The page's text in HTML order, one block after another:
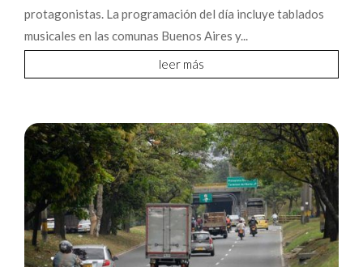
protagonistas. La programación del día incluye tablados
musicales en las comunas Buenos Aires y...
leer más